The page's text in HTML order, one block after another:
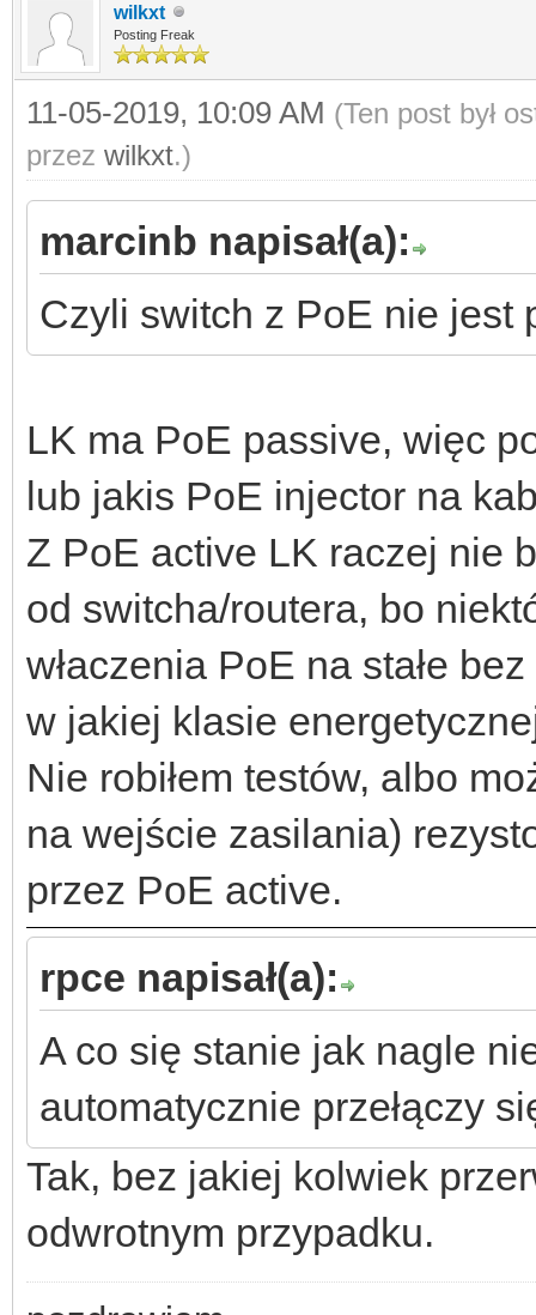
wilkxt
Posting Freak
11-05-2019, 10:09 AM (Ten post był
przez wilkxt.)
marcinb napisał(a):
Czyli switch z PoE nie jest
LK ma PoE passive, więc
lub jakis PoE injector na
Z PoE active LK raczej nie
od switcha/routera, bo
właczenia PoE na stałe
w jakiej klasie
Nie robiłem testów, albo
na wejście zasilania)
przez PoE active.
rpce napisał(a):
A co się stanie jak nagle
automatycznie przełączy
Tak, bez jakiej kolwiek
odwrotnym przypadku.